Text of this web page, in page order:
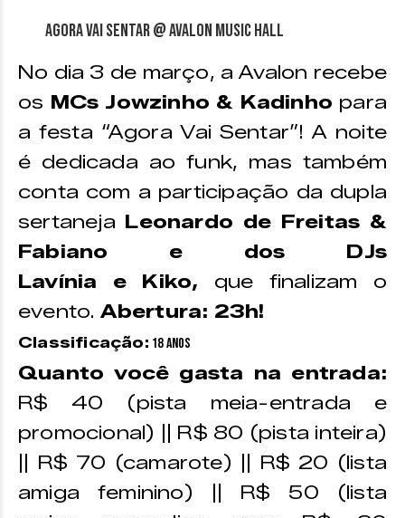
Agora vai sentar @ Avalon Music Hall
No dia 3 de março, a Avalon recebe
os MCs Jowzinho & Kadinho para
a festa “Agora Vai Sentar”! A noite
é dedicada ao funk, mas também
conta com a participação da dupla
sertaneja Leonardo de Freitas &
Fabiano e dos DJs
Lavínia e Kiko, que finalizam o
evento. Abertura: 23h!
Classificação: 18 anos
Quanto você gasta na entrada:
R$ 40 (pista meia-entrada e
promocional) || R$ 80 (pista inteira)
|| R$ 70 (camarote) || R$ 20 (lista
amiga feminino) || R$ 50 (lista